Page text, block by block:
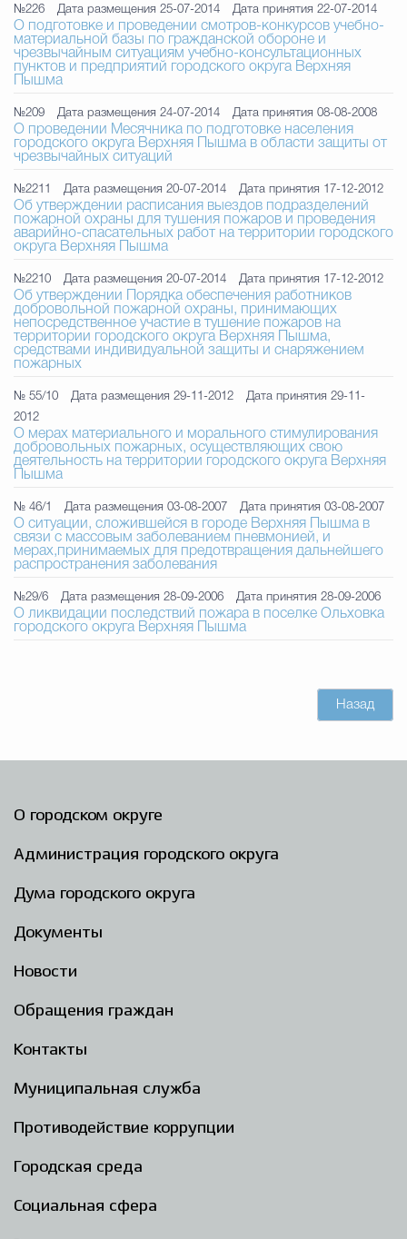
№226 Дата размещения 25-07-2014 Дата принятия 22-07-2014
О подготовке и проведении смотров-конкурсов учебно-
материальной базы по гражданской обороне и
чрезвычайным ситуациям учебно-консультационных
пунктов и предприятий городского округа Верхняя
Пышма
№209 Дата размещения 24-07-2014 Дата принятия 08-08-2008
О проведении Месячника по подготовке населения
городского округа Верхняя Пышма в области защиты от
чрезвычайных ситуаций
№2211 Дата размещения 20-07-2014 Дата принятия 17-12-2012
Об утверждении расписания выездов подразделений
пожарной охраны для тушения пожаров и проведения
аварийно-спасательных работ на территории городского
округа Верхняя Пышма
№2210 Дата размещения 20-07-2014 Дата принятия 17-12-2012
Об утверждении Порядка обеспечения работников
добровольной пожарной охраны, принимающих
непосредственное участие в тушение пожаров на
территории городского округа Верхняя Пышма,
средствами индивидуальной защиты и снаряжением
пожарных
№ 55/10 Дата размещения 29-11-2012
Дата принятия 29-11-
2012
О мерах материального и морального стимулирования
добровольных пожарных, осуществляющих свою
деятельность на территории городского округа Верхняя
Пышма
№ 46/1 Дата размещения 03-08-2007 Дата принятия 03-08-2007
О ситуации, сложившейся в городе Верхняя Пышма в
связи с массовым заболеванием пневмонией, и
мерах,принимаемых для предотвращения дальнейшего
распространения заболевания
№29/6 Дата размещения 28-09-2006 Дата принятия 28-09-2006
О ликвидации последствий пожара в поселке Ольховка
городского округа Верхняя Пышма
Назад
О городском округе
Администрация городского округа
Дума городского округа
Документы
Новости
Обращения граждан
Контакты
Муниципальная служба
Противодействие коррупции
Городская среда
Социальная сфера